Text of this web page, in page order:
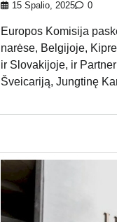
15 Spalio, 2025 0
Europos Komisija
narėse, Belgijoje,
ir Slovakijoje, ir
Šveicariją, Jungtinę